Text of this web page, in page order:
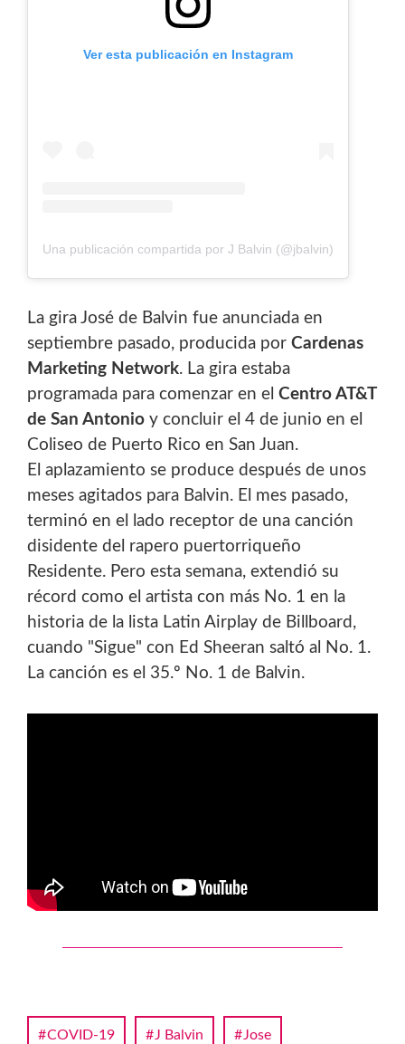
Ver esta publicación en Instagram
Una publicación compartida por J Balvin (@jbalvin)
La gira José de Balvin fue anunciada en
septiembre pasado, producida por Cardenas
Marketing Network. La gira estaba
programada para comenzar en el Centro AT&T
de San Antonio y concluir el 4 de junio en el
Coliseo de Puerto Rico en San Juan.
El aplazamiento se produce después de unos
meses agitados para Balvin. El mes pasado,
terminó en el lado receptor de una canción
disidente del rapero puertorriqueño
Residente. Pero esta semana, extendió su
récord como el artista con más No. 1 en la
historia de la lista Latin Airplay de Billboard,
cuando "Sigue" con Ed Sheeran saltó al No. 1.
La canción es el 35.º No. 1 de Balvin.
COVID-19 J Balvin Jose